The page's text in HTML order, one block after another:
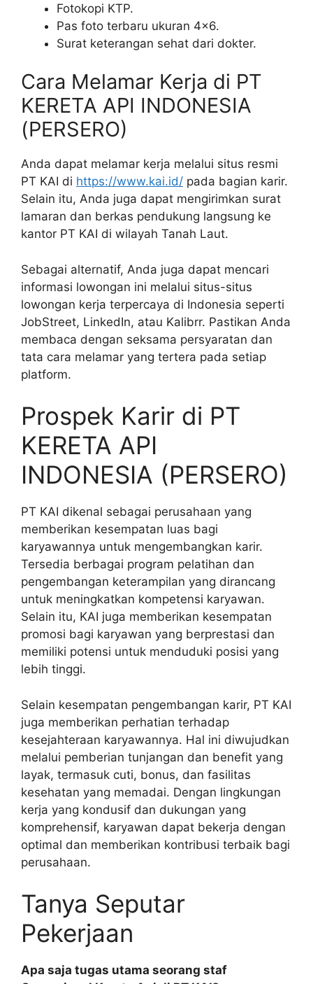
Fotokopi KTP.
Pas foto terbaru ukuran 4×6.
Surat keterangan sehat dari dokter.
Cara Melamar Kerja di PT
KERETA API INDONESIA
(PERSERO)
Anda dapat melamar kerja melalui situs resmi
PT KAI di https://www.kai.id/ pada bagian karir.
Selain itu, Anda juga dapat mengirimkan surat
lamaran dan berkas pendukung langsung ke
kantor PT KAI di wilayah Tanah Laut.
Sebagai alternatif, Anda juga dapat mencari
informasi lowongan ini melalui situs-situs
lowongan kerja terpercaya di Indonesia seperti
JobStreet, LinkedIn, atau Kalibrr. Pastikan Anda
membaca dengan seksama persyaratan dan
tata cara melamar yang tertera pada setiap
platform.
Prospek Karir di PT
KERETA API
INDONESIA (PERSERO)
PT KAI dikenal sebagai perusahaan yang
memberikan kesempatan luas bagi
karyawannya untuk mengembangkan karir.
Tersedia berbagai program pelatihan dan
pengembangan keterampilan yang dirancang
untuk meningkatkan kompetensi karyawan.
Selain itu, KAI juga memberikan kesempatan
promosi bagi karyawan yang berprestasi dan
memiliki potensi untuk menduduki posisi yang
lebih tinggi.
Selain kesempatan pengembangan karir, PT KAI
juga memberikan perhatian terhadap
kesejahteraan karyawannya. Hal ini diwujudkan
melalui pemberian tunjangan dan benefit yang
layak, termasuk cuti, bonus, dan fasilitas
kesehatan yang memadai. Dengan lingkungan
kerja yang kondusif dan dukungan yang
komprehensif, karyawan dapat bekerja dengan
optimal dan memberikan kontribusi terbaik bagi
perusahaan.
Tanya Seputar
Pekerjaan
Apa saja tugas utama seorang staf